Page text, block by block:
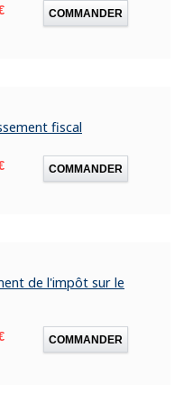
COMMANDER
fiscal
COMMANDER
de l'impôt sur le
COMMANDER